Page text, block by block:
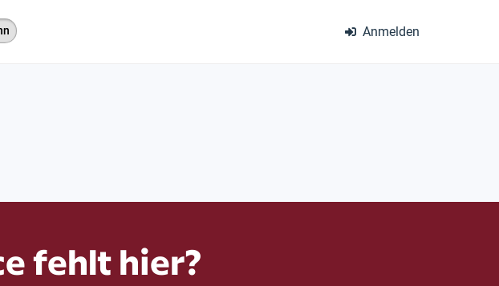
Anmelden
fehlt hier?